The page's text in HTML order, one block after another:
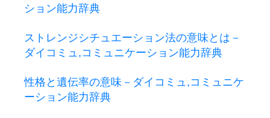
ション能力辞典
ストレンジシチュエーション法の意味とは－
ダイコミュ,コミュニケーション能力辞典
性格と遺伝率の意味－ダイコミュ,コミュニケ
ーション能力辞典